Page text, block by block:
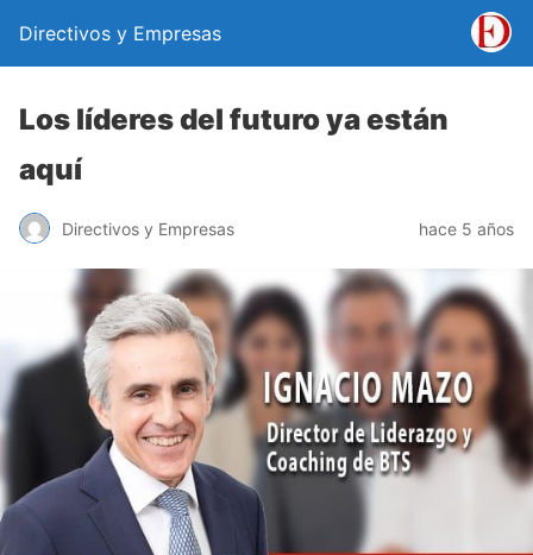
Directivos y Empresas
Los líderes del futuro ya están
aquí
Directivos y Empresas hace 5 años